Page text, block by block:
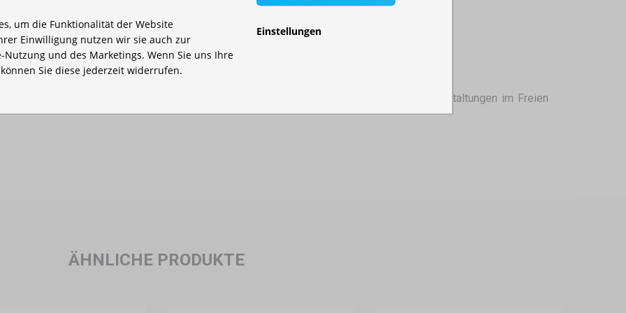
mit 8 cm Höhe
Entleerung
, das die Sicherheit Ihrer Konstruktion bei Veranstaltungen im Freien
ÄHNLICHE PRODUKTE
um die Funktionalität der Website
Einwilligung nutzen wir sie auch zur
Nutzung und des Marketings. Wenn Sie uns Ihre
Sie diese jederzeit widerrufen.
Einstellungen